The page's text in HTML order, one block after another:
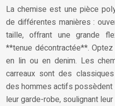
La chemise est une pièce
de différentes manières :
taille, offrant une grande
**tenue décontractée**.
en lin ou en denim. Les
carreaux sont des
des hommes actifs possèdent
leur garde-robe, soulignant